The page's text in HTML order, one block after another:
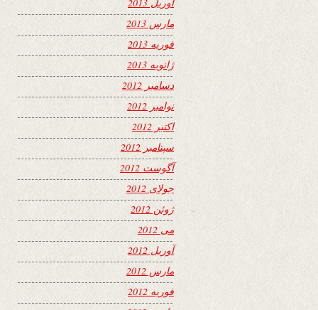
مارس 2013
فوریه 2013
ژانویه 2013
دسامبر 2012
نوامبر 2012
اکتبر 2012
سپتامبر 2012
آگوست 2012
جولای 2012
ژوئن 2012
می 2012
آوریل 2012
مارس 2012
فوریه 2012